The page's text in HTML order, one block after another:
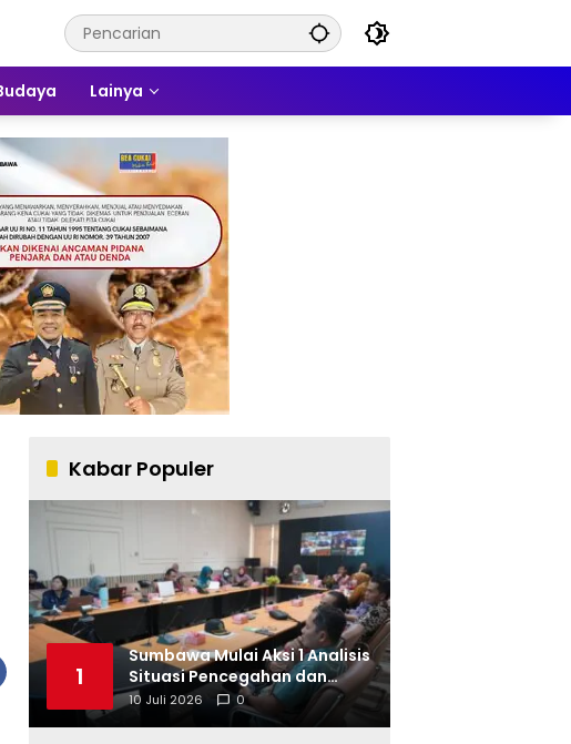
Lainya
Kabar Populer
1
Sumbawa Mulai Aksi 1 Analisis
Situasi Pencegahan dan
Percepatan Penurunan
Stunting Tahun 2026
10 Juli 2026 0